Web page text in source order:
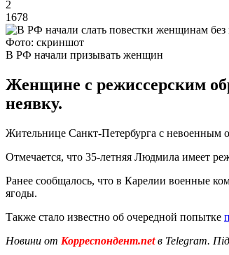
2
1678
Фото: скриншот
В РФ начали призывать женщин
Женщине с режиссерским
неявку.
Жительнице Санкт-Петербурга с невоенным
Отмечается, что 35-летняя Людмила имеет
Ранее сообщалось, что в Карелии военные
ягоды.
Также стало известно об очередной попытке
Новини от Корреспондент.netв Telegram.